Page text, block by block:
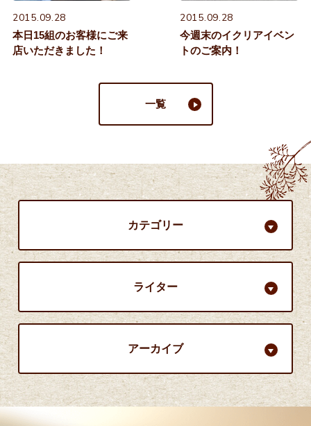
2015.09.28
本日15組のお客様にご来
店いただきました！
2015.09.28
今週末のイクリアイベン
トのご案内！
一覧
カテゴリー
ライター
アーカイブ